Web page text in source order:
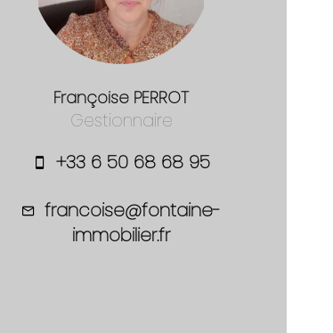
Françoise PERROT
Gestionnaire
+33 6 50 68 68 95
francoise@fontaine-
immobilier.fr